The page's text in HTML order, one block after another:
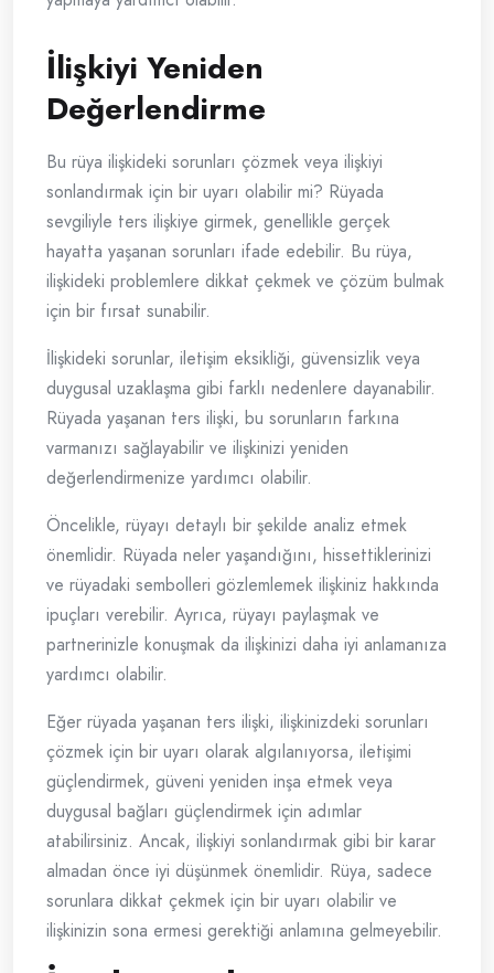
İlişkiyi Yeniden
Değerlendirme
Bu rüya ilişkideki sorunları çözmek veya ilişkiyi
sonlandırmak için bir uyarı olabilir mi? Rüyada
sevgiliyle ters ilişkiye girmek, genellikle gerçek
hayatta yaşanan sorunları ifade edebilir. Bu rüya,
ilişkideki problemlere dikkat çekmek ve çözüm bulmak
için bir fırsat sunabilir.
İlişkideki sorunlar, iletişim eksikliği, güvensizlik veya
duygusal uzaklaşma gibi farklı nedenlere dayanabilir.
Rüyada yaşanan ters ilişki, bu sorunların farkına
varmanızı sağlayabilir ve ilişkinizi yeniden
değerlendirmenize yardımcı olabilir.
Öncelikle, rüyayı detaylı bir şekilde analiz etmek
önemlidir. Rüyada neler yaşandığını, hissettiklerinizi
ve rüyadaki sembolleri gözlemlemek ilişkiniz hakkında
ipuçları verebilir. Ayrıca, rüyayı paylaşmak ve
partnerinizle konuşmak da ilişkinizi daha iyi anlamanıza
yardımcı olabilir.
Eğer rüyada yaşanan ters ilişki, ilişkinizdeki sorunları
çözmek için bir uyarı olarak algılanıyorsa, iletişimi
güçlendirmek, güveni yeniden inşa etmek veya
duygusal bağları güçlendirmek için adımlar
atabilirsiniz. Ancak, ilişkiyi sonlandırmak gibi bir karar
almadan önce iyi düşünmek önemlidir. Rüya, sadece
sorunlara dikkat çekmek için bir uyarı olabilir ve
ilişkinizin sona ermesi gerektiği anlamına gelmeyebilir.